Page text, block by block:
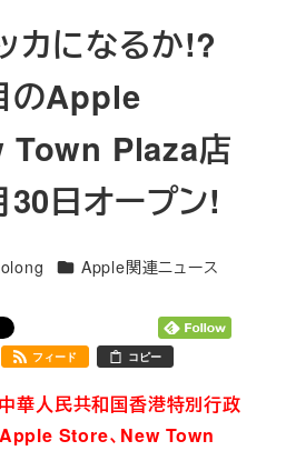
カになるか!?
のApple
Town Plaza店
日オープン!
カテゴリー
Apple関連ニュース
フィード コピー
華人民共和国香港特別行政
Store、New Town